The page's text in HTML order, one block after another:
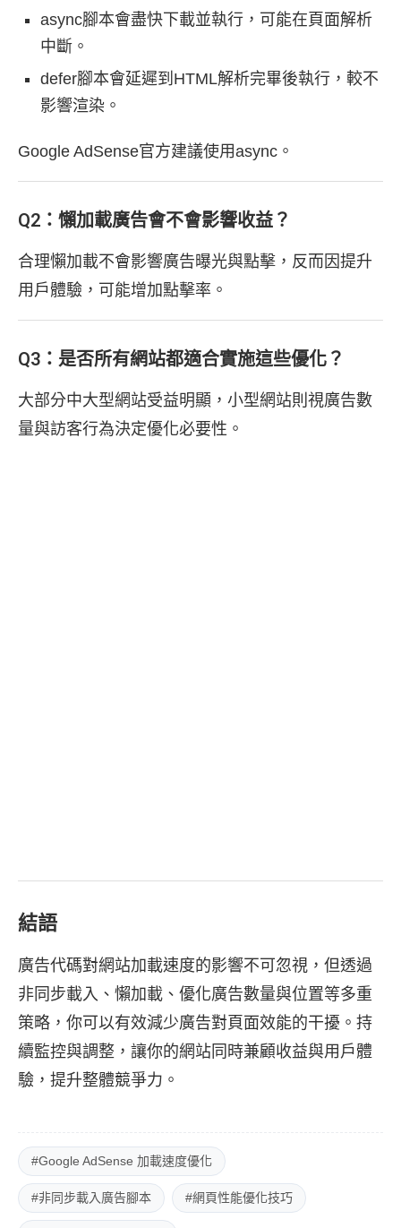
async腳本會盡快下載並執行，可能在頁面解析
中斷。
defer腳本會延遲到HTML解析完畢後執行，較不
影響渲染。
Google AdSense官方建議使用async。
Q2：懶加載廣告會不會影響收益？
合理懶加載不會影響廣告曝光與點擊，反而因提升
用戶體驗，可能增加點擊率。
Q3：是否所有網站都適合實施這些優化？
大部分中大型網站受益明顯，小型網站則視廣告數
量與訪客行為決定優化必要性。
結語
廣告代碼對網站加載速度的影響不可忽視，但透過
非同步載入、懶加載、優化廣告數量與位置等多重
策略，你可以有效減少廣告對頁面效能的干擾。持
續監控與調整，讓你的網站同時兼顧收益與用戶體
驗，提升整體競爭力。
#Google AdSense 加載速度優化
#非同步載入廣告腳本 #網頁性能優化技巧